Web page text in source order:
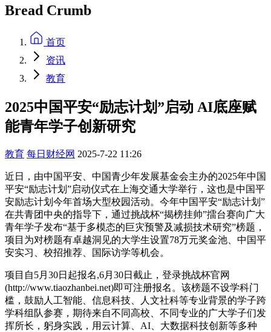
Bread Crumb
首页
资讯
教育
2025中国平安“励志计划”启动 AI底座赋
能青年学子创新研究
教育 每日财经网 2025-7-22 11:26
近日，由中国平安、中国青少年发展基金会主办的2025年中国
平安“励志计划”启动仪式在上海交通大学举行，这也是中国平
安励志计划今年首场大型校园活动。今年中国平安“励志计划”
在共青团中央的指导下，通过挑战杯“揭榜挂帅”擂台赛向广大
青年学子发布“基于多模态的巨灾预警及减损技术研究”榜题，
项目为对榜题有卓越洞见的大学生设置78万元奖金池、中国平
安实习、校招推荐、国际访学等机会。
项目自5月30日起报名,6月30日截止，登录挑战杯官网
(http://www.tiaozhanbei.net)即可注册报名。该榜题不设学科门
槛，鼓励人工智能、信息科技、人文社科等专业背景的学子跨
学科组队参赛，期待来自不同高校、不同专业的广大学子们发
挥所长，躬身实践，用云计算、AI、大数据科技创新等多种